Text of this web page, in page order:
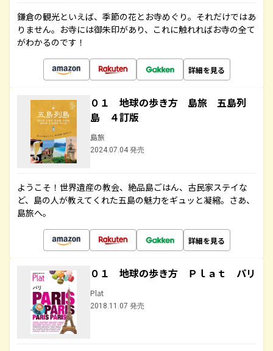
鎌倉の観光といえば、季節の花とお寺めぐり。それだけではあ
りません。お寺には御朱印があり、これに触れればお寺の全て
がわかるのです！
詳細を見る
０１ 地球の歩き方 島旅 五島列
島 ４訂版
島旅
2024.07.04 発売
ようこそ！世界遺産の教会、絶品島ごはん、古民家ステイな
ど、島の人が教えてくれた五島の魅力をギュッと凝縮。さあ、
島旅へ。
詳細を見る
０１ 地球の歩き方 Ｐｌａｔ パリ
Plat
2018.11.07 発売